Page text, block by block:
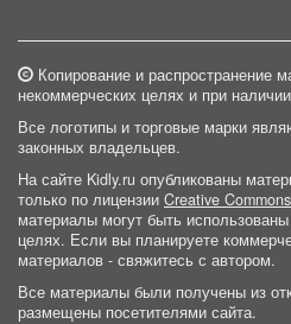
Копирование и распространение
некоммерческих целях и при
Все логотипы и торговые марки
законных владельцев.
На сайте Kidly.ru опубликованы
только по лицензии Creative
материалы могут быть
целях. Если вы планируете
материалов - свяжитесь с автором.
Все материалы были получены из
размещены посетителями сайта.